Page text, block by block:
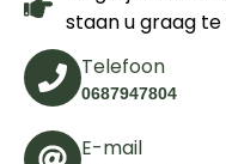
staan u graag te
Telefoon
0687947804
E-mail